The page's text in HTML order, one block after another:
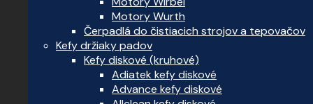
Motory Wurth
Čerpadlá do čistiacich strojov a tepovačov
Kefy držiaky padov
Kefy diskové (kruhové)
Adiatek kefy diskové
Advance kefy diskové